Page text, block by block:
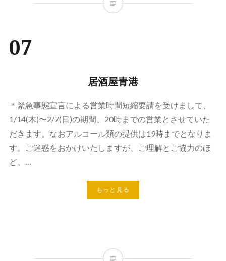
07
居酒屋青港
＊緊急事態宣言による営業時間短縮要請を受けまして、
1/14(木)〜2/7(日)の期間、20時までの営業とさせていた
だきます。なおアルコール類の提供は19時までとなりま
す。ご迷惑をおかけいたしますが、ご理解とご協力のほ
ど、…
もっと見る